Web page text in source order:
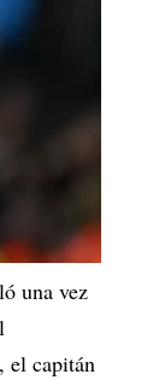
una vez
el capitán